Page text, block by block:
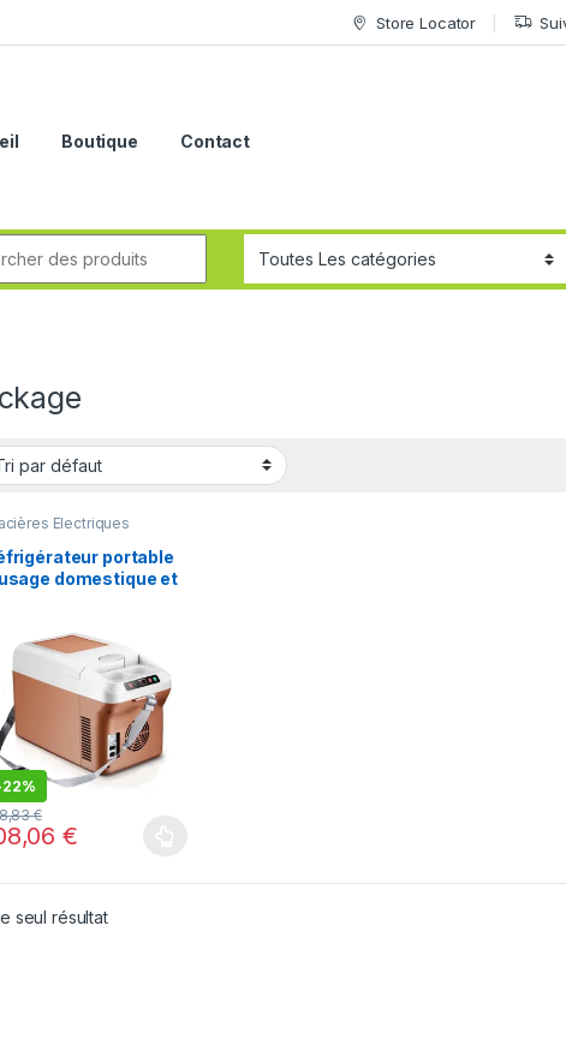
Store Locator
Boutique Contact
Electriques
portable
domestique et
de
frais, 15L, 12V,
220V
22%
€
€
seul résultat